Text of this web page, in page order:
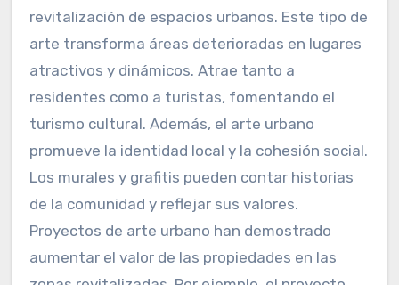
revitalización de espacios urbanos. Este tipo de
arte transforma áreas deterioradas en lugares
atractivos y dinámicos. Atrae tanto a
residentes como a turistas, fomentando el
turismo cultural. Además, el arte urbano
promueve la identidad local y la cohesión social.
Los murales y grafitis pueden contar historias
de la comunidad y reflejar sus valores.
Proyectos de arte urbano han demostrado
aumentar el valor de las propiedades en las